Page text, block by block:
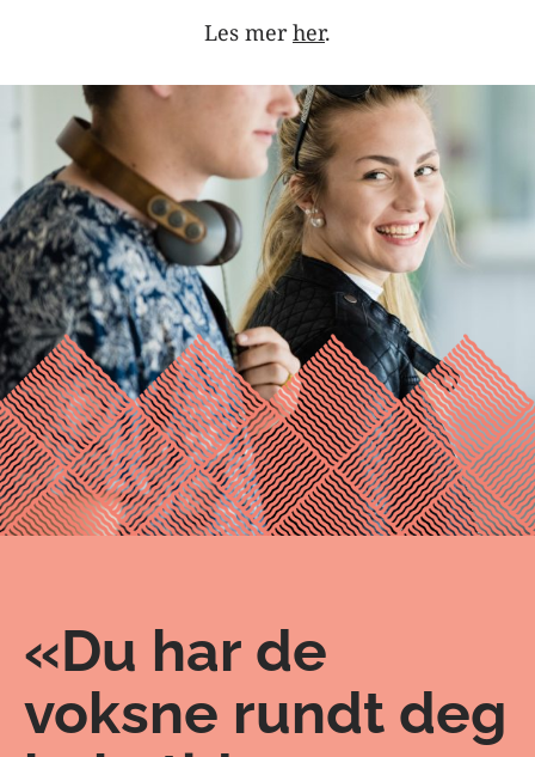
Les merher.
«Du har de
voksne rundt deg